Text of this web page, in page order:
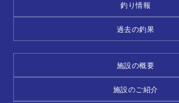
釣り情報
過去の釣果
施設の概要
施設のご紹介